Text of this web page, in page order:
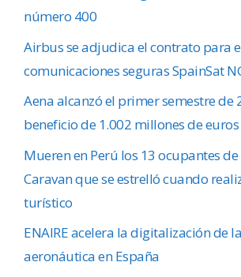
número 400
Airbus se adjudica el contrato para
comunicaciones seguras SpainSat
Aena alcanzó el primer semestre de
beneficio de 1.002 millones de euros
Mueren en Perú los 13 ocupantes de
Caravan que se estrelló cuando
turístico
ENAIRE acelera la digitalización de
aeronáutica en España